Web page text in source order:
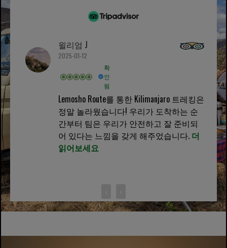
윌리엄 J
2025-01-12
확
인
됨
Lemosho Route를 통한 Kilimanjaro 트레킹은
정말 놀라웠습니다! 우리가 도착하는 순
간부터 팀은 우리가 안전하고 잘 준비되
어 있다는 느낌을 갖게 해주었습니다. 더
읽어보세요